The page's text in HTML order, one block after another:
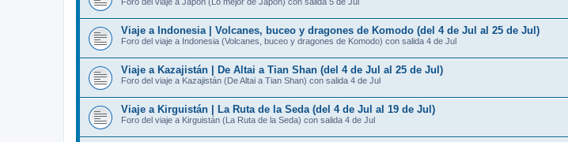
Viaje a Indonesia | Volcanes, buceo y dragones de Komodo (del 4 de Jul al 25 de Jul)
Foro del viaje a Indonesia (Volcanes, buceo y dragones de Komodo) con salida 4 de Jul
Viaje a Kazajistán | De Altai a Tian Shan (del 4 de Jul al 25 de Jul)
Foro del viaje a Kazajistán (De Altai a Tian Shan) con salida 4 de Jul
Viaje a Kirguistán | La Ruta de la Seda (del 4 de Jul al 19 de Jul)
Foro del viaje a Kirguistán (La Ruta de la Seda) con salida 4 de Jul